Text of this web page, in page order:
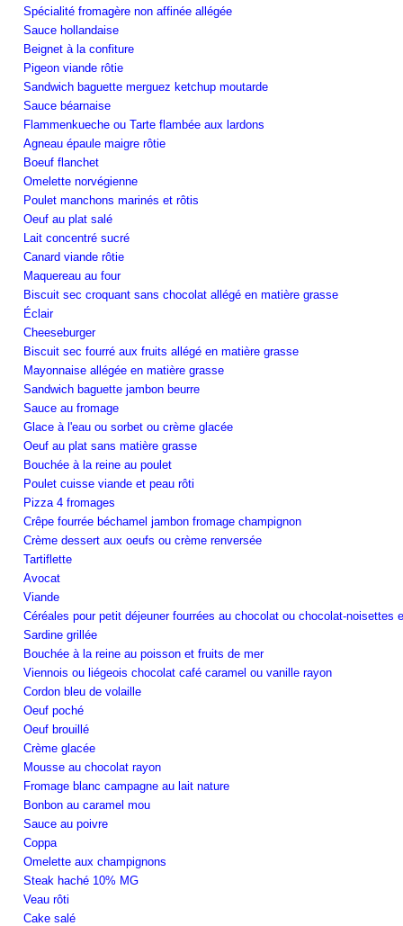
Spécialité fromagère non affinée allégée
Sauce hollandaise
Beignet à la confiture
Pigeon viande rôtie
Sandwich baguette merguez ketchup moutarde
Sauce béarnaise
Flammenkueche ou Tarte flambée aux lardons
Agneau épaule maigre rôtie
Boeuf flanchet
Omelette norvégienne
Poulet manchons marinés et rôtis
Oeuf au plat salé
Lait concentré sucré
Canard viande rôtie
Maquereau au four
Biscuit sec croquant sans chocolat allégé en matière grasse
Éclair
Cheeseburger
Biscuit sec fourré aux fruits allégé en matière grasse
Mayonnaise allégée en matière grasse
Sandwich baguette jambon beurre
Sauce au fromage
Glace à l'eau ou sorbet ou crème glacée
Oeuf au plat sans matière grasse
Bouchée à la reine au poulet
Poulet cuisse viande et peau rôti
Pizza 4 fromages
Crêpe fourrée béchamel jambon fromage champignon
Crème dessert aux oeufs ou crème renversée
Tartiflette
Avocat
Viande
Céréales pour petit déjeuner fourrées au chocolat ou chocolat-noisettes
Sardine grillée
Bouchée à la reine au poisson et fruits de mer
Viennois ou liégeois chocolat café caramel ou vanille rayon
Cordon bleu de volaille
Oeuf poché
Oeuf brouillé
Crème glacée
Mousse au chocolat rayon
Fromage blanc campagne au lait nature
Bonbon au caramel mou
Sauce au poivre
Coppa
Omelette aux champignons
Steak haché 10% MG
Veau rôti
Cake salé